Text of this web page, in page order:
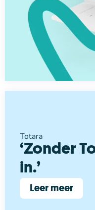
Totara
‘Zonder
in.’
Leer meer